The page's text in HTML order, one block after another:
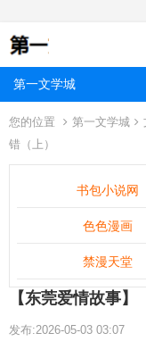
第一文学城
您的位置 第一文学城
错（上）
书包小说网
色色漫画
禁漫天堂
【东莞爱情故事】
发布:2026-05-03 03:07